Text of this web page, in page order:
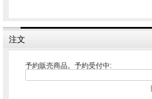
ドイツヘルムレ社の本格機械式フロアークロック
のダイヤルは月の満ち欠けの周期（29.5日）に
ーとは異なります。時計が動き続けれいる間は
注文
予約販売商品。予約受付中: